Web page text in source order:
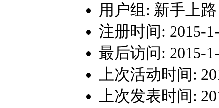
用户组: 新手上路
注册时间: 2015-
最后访问: 2015-
上次活动时间:
上次发表时间: